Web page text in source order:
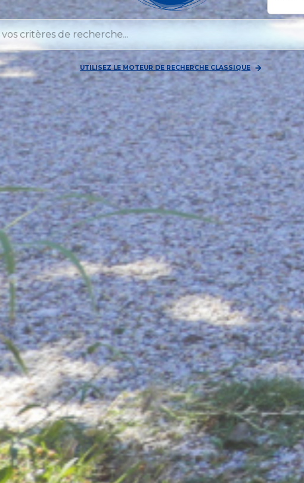
UTILISEZ LE MOTEUR DE RECHERCHE CLASSIQUE